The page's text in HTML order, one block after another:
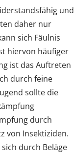
und
daher nur
sich Fäulnis
hiervon häufiger
ist das Auftreten
durch feine
sollte die
durch
von Insektiziden.
durch Beläge